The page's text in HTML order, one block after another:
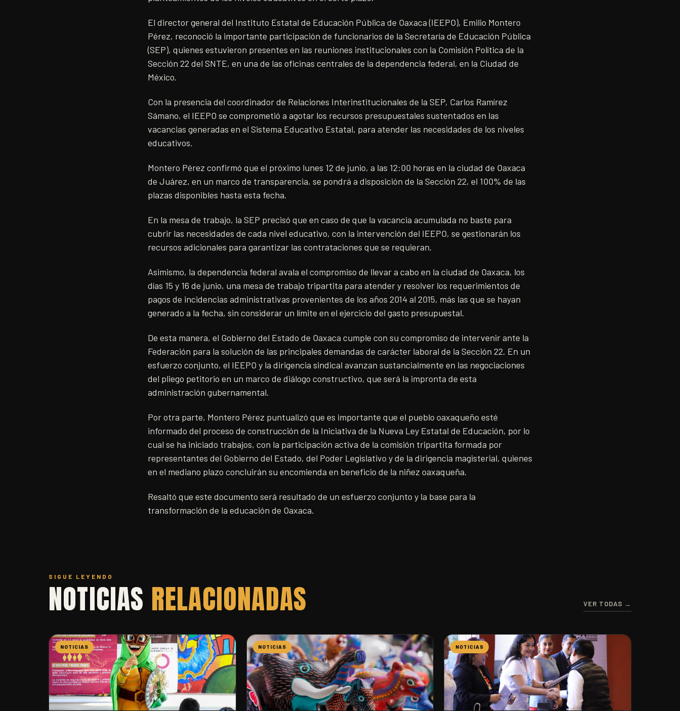
El director general del Instituto Estatal de Educación Pública de Oaxaca (IEEPO), Emilio Montero
Pérez, reconoció la importante participación de funcionarios de la Secretaría de Educación Pública
(SEP), quienes estuvieron presentes en las reuniones institucionales con la Comisión Política de la
Sección 22 del SNTE, en una de las oficinas centrales de la dependencia federal, en la Ciudad de
México.
Con la presencia del coordinador de Relaciones Interinstitucionales de la SEP, Carlos Ramírez
Sámano, el IEEPO se comprometió a agotar los recursos presupuestales sustentados en las
vacancias generadas en el Sistema Educativo Estatal, para atender las necesidades de los niveles
educativos.
Montero Pérez confirmó que el próximo lunes 12 de junio, a las 12:00 horas en la ciudad de Oaxaca
de Juárez, en un marco de transparencia, se pondrá a disposición de la Sección 22, el 100% de las
plazas disponibles hasta esta fecha.
En la mesa de trabajo, la SEP precisó que en caso de que la vacancia acumulada no baste para
cubrir las necesidades de cada nivel educativo, con la intervención del IEEPO, se gestionarán los
recursos adicionales para garantizar las contrataciones que se requieran.
Asimismo, la dependencia federal avala el compromiso de llevar a cabo en la ciudad de Oaxaca, los
días 15 y 16 de junio, una mesa de trabajo tripartita para atender y resolver los requerimientos de
pagos de incidencias administrativas provenientes de los años 2014 al 2015, más las que se hayan
generado a la fecha, sin considerar un límite en el ejercicio del gasto presupuestal.
De esta manera, el Gobierno del Estado de Oaxaca cumple con su compromiso de intervenir ante la
Federación para la solución de las principales demandas de carácter laboral de la Sección 22. En un
esfuerzo conjunto, el IEEPO y la dirigencia sindical avanzan sustancialmente en las negociaciones
del pliego petitorio en un marco de diálogo constructivo, que será la impronta de esta
administración gubernamental.
Por otra parte, Montero Pérez puntualizó que es importante que el pueblo oaxaqueño esté
informado del proceso de construcción de la Iniciativa de la Nueva Ley Estatal de Educación, por lo
cual se ha iniciado trabajos, con la participación activa de la comisión tripartita formada por
representantes del Gobierno del Estado, del Poder Legislativo y de la dirigencia magisterial, quienes
en el mediano plazo concluirán su encomienda en beneficio de la niñez oaxaqueña.
Resaltó que este documento será resultado de un esfuerzo conjunto y la base para la
transformación de la educación de Oaxaca.
SIGUE LEYENDO
NOTICIAS RELACIONADAS VER TODAS →
NOTICIAS NOTICIAS NOTICIAS